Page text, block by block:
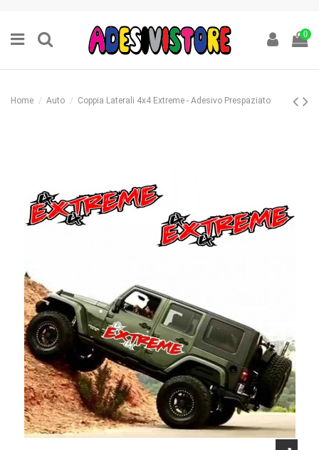
0
Home Auto Coppia Laterali 4x4 Extreme - Adesivo Prespaziato